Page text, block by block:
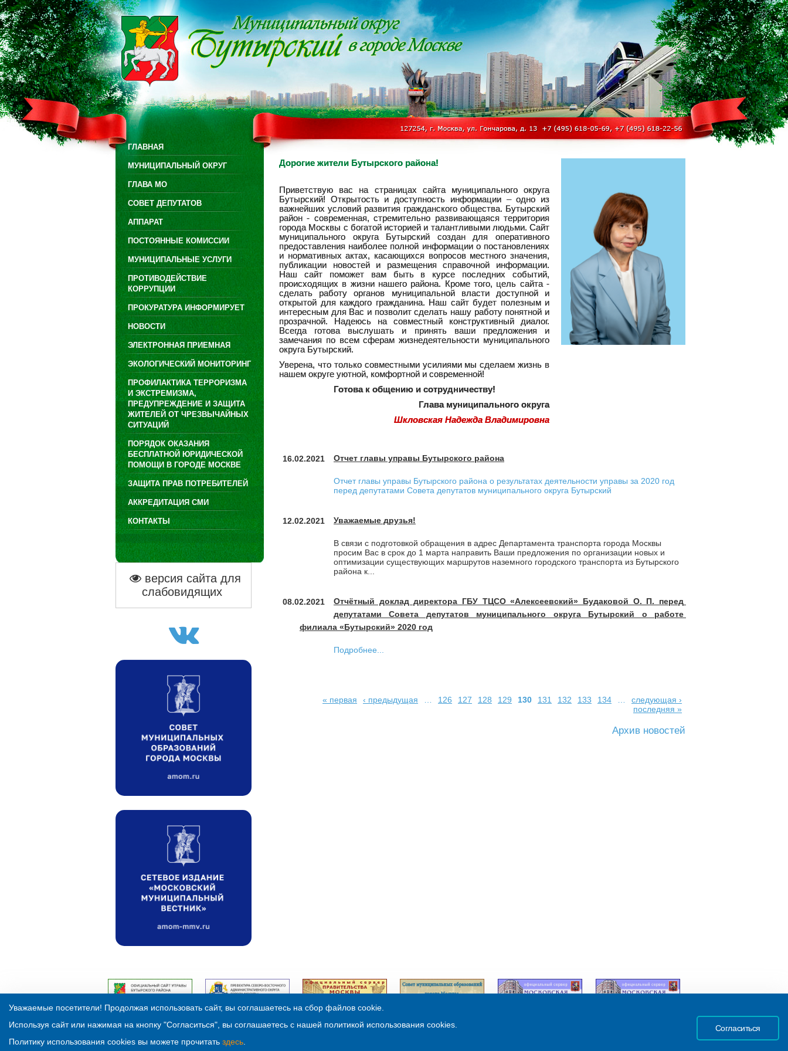
ГЛАВНАЯ
МУНИЦИПАЛЬНЫЙ ОКРУГ
ГЛАВА МО
СОВЕТ ДЕПУТАТОВ
АППАРАТ
ПОСТОЯННЫЕ КОМИССИИ
МУНИЦИПАЛЬНЫЕ УСЛУГИ
ПРОТИВОДЕЙСТВИЕ
КОРРУПЦИИ
ПРОКУРАТУРА ИНФОРМИРУЕТ
НОВОСТИ
ЭЛЕКТРОННАЯ ПРИЕМНАЯ
ЭКОЛОГИЧЕСКИЙ МОНИТОРИНГ
ПРОФИЛАКТИКА ТЕРРОРИЗМА
И ЭКСТРЕМИЗМА,
ПРЕДУПРЕЖДЕНИЕ И ЗАЩИТА
ЖИТЕЛЕЙ ОТ ЧРЕЗВЫЧАЙНЫХ
СИТУАЦИЙ
ПОРЯДОК ОКАЗАНИЯ
БЕСПЛАТНОЙ ЮРИДИЧЕСКОЙ
ПОМОЩИ В ГОРОДЕ МОСКВЕ
ЗАЩИТА ПРАВ ПОТРЕБИТЕЛЕЙ
АККРЕДИТАЦИЯ СМИ
КОНТАКТЫ
версия сайта для
слабовидящих
Дорогие жители Бутырского района!
Приветствую вас на страницах сайта муниципального округа
Бутырский! Открытость и доступность информации – одно из
важнейших условий развития гражданского общества. Бутырский
район - современная, стремительно развивающаяся территория
города Москвы с богатой историей и талантливыми людьми. Сайт
муниципального округа Бутырский создан для оперативного
предоставления наиболее полной информации о постановлениях
и нормативных актах, касающихся вопросов местного значения,
публикации новостей и размещения справочной информации.
Наш сайт поможет вам быть в курсе последних событий,
происходящих в жизни нашего района. Кроме того, цель сайта -
сделать работу органов муниципальной власти доступной и
открытой для каждого гражданина. Наш сайт будет полезным и
интересным для Вас и позволит сделать нашу работу понятной и
прозрачной. Надеюсь на совместный конструктивный диалог.
Всегда готова выслушать и принять ваши предложения и
замечания по всем сферам жизнедеятельности муниципального
округа Бутырский.
Уверена, что только совместными усилиями мы сделаем жизнь в
нашем округе уютной, комфортной и современной!
Готова к общению и сотрудничеству!
Глава муниципального округа
Шкловская Надежда Владимировна
16.02.2021 Отчет главы управы Бутырского района
Отчет главы управы Бутырского района о результатах деятельности управы за 2020 год
перед депутатами Совета депутатов муниципального округа Бутырский
12.02.2021 Уважаемые друзья!
В связи с подготовкой обращения в адрес Департамента транспорта города Москвы
просим Вас в срок до 1 марта направить Ваши предложения по организации новых и
оптимизации существующих маршрутов наземного городского транспорта из Бутырского
района к...
08.02.2021
Отчётный доклад директора ГБУ ТЦСО «Алексеевский» Будаковой О. П. перед
депутатами Совета депутатов муниципального округа Бутырский о работе
филиала «Бутырский» 2020 год
Подробнее...
« первая ‹ предыдущая 126 127 128 129 130 131 132 133 134
следующая ›
последняя »
Архив новостей
Обслуживание:ООО «3В Третья Волна»
Уважаемые посетители! Продолжая использовать сайт, вы соглашаетесь на сбор файлов cookie.
Используя сайт или нажимая на кнопку "Согласиться", вы соглашаетесь с нашей политикой использования cookies.
Политику использования cookies вы можете прочитать здесь
Согласиться